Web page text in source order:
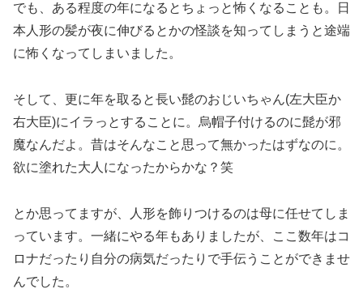
でも、ある程度の年になるとちょっと怖くなることも。日
本人形の髪が夜に伸びるとかの怪談を知ってしまうと途端
に怖くなってしまいました。
そして、更に年を取ると長い髭のおじいちゃん(左大臣か
右大臣)にイラっとすることに。烏帽子付けるのに髭が邪
魔なんだよ。昔はそんなこと思って無かったはずなのに。
欲に塗れた大人になったからかな？笑
とか思ってますが、人形を飾りつけるのは母に任せてしま
っています。一緒にやる年もありましたが、ここ数年はコ
ロナだったり自分の病気だったりで手伝うことができませ
んでした。